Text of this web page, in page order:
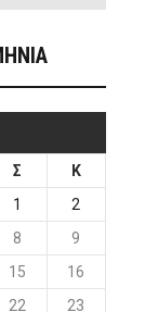
Σ
Κ
1
2
8
9
15
16
22 23